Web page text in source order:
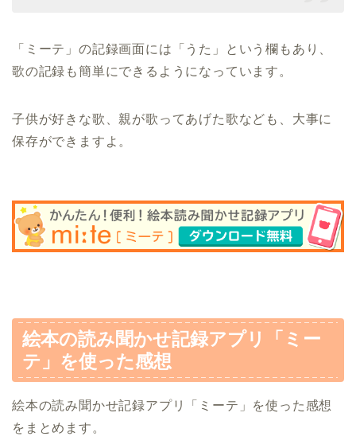
「ミーテ」の記録画面には「うた」という欄もあり、
歌の記録も簡単にできるようになっています。
子供が好きな歌、親が歌ってあげた歌なども、大事に
保存ができますよ。
絵本の読み聞かせ記録アプリ「ミー
テ」を使った感想
絵本の読み聞かせ記録アプリ「ミーテ」を使った感想
をまとめます。